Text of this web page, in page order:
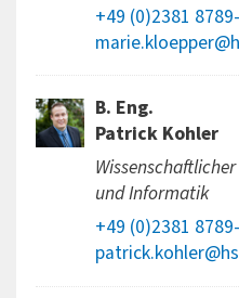
+49 (0)2381
B. Eng.
Patrick Kohler
und Informatik
+49 (0)2381